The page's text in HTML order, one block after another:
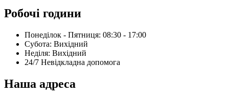
Робочі години
Понеділок - Пятниця: 08:30 - 17:00
Субота: Вихідний
Нeділя: Вихідний
24/7 Невідкладна допомога
Наша адреса